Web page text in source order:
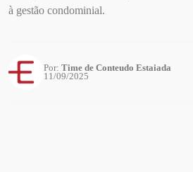
à gestão condominial.
Por: Time de Conteudo Estaiada
11/09/2025